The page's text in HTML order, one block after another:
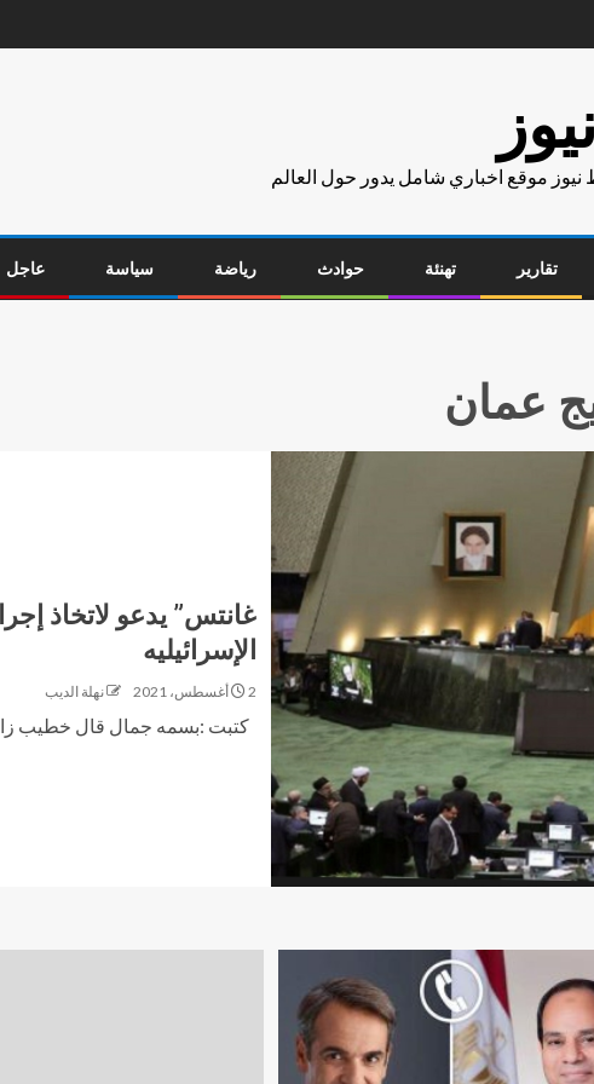
موقع اخباري شامل يدور حول العالم
تقارير تهنئة حوادث رياضة سياسة عاجل
عمان
غانتس” يدعو لاتخاذ
الإسرائيليه
2 أغسطس، 2021 نهلة الديب
كتبت :بسمه جمال قال خطيب